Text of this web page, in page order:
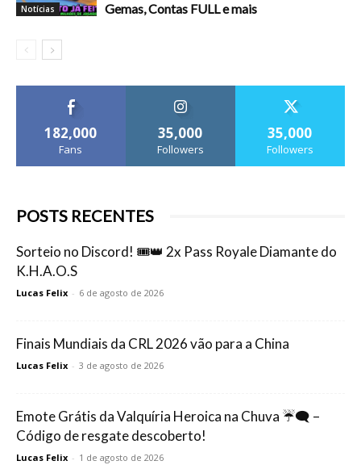
Notícias
Gemas, Contas FULL e mais
182,000
Fans
35,000
Followers
35,000
Followers
POSTS RECENTES
Sorteio no Discord! 🎟️👑 2x Pass Royale Diamante do
K.H.A.O.S
Lucas Felix - 6 de agosto de 2026
Finais Mundiais da CRL 2026 vão para a China
Lucas Felix - 3 de agosto de 2026
Emote Grátis da Valquíria Heroica na Chuva ☔🗨️ –
Código de resgate descoberto!
Lucas Felix - 1 de agosto de 2026